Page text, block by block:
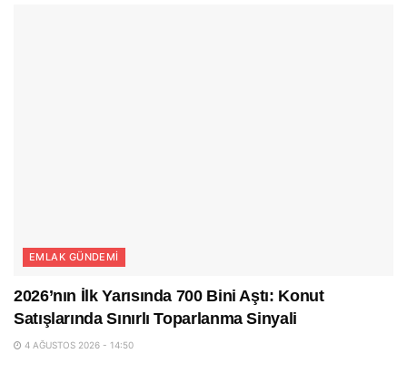
EMLAK GÜNDEMI
2026’nın İlk Yarısında 700 Bini Aştı: Konut
Satışlarında Sınırlı Toparlanma Sinyali
4 AĞUSTOS 2026 - 14:50